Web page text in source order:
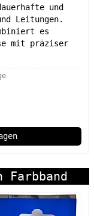
und
Leitungen.
es
mit präziser
Farbband